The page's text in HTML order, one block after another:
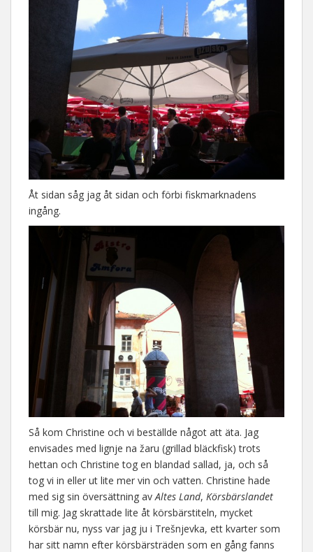
Åt sidan såg jag åt sidan och förbi fiskmarknadens
ingång.
Så kom Christine och vi beställde något att äta. Jag
envisades med lignje na žaru (grillad bläckfisk) trots
hettan och Christine tog en blandad sallad, ja, och så
tog vi in eller ut lite mer vin och vatten. Christine hade
med sig sin översättning av Altes Land, Körsbärslandet
till mig. Jag skrattade lite åt körsbärstiteln, mycket
körsbär nu, nyss var jag ju i Trešnjevka, ett kvarter som
har sitt namn efter körsbärsträden som en gång fanns